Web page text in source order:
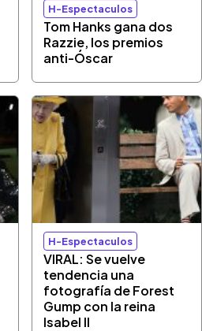
H-Espectaculos
Tom Hanks gana dos
Razzie, los premios
anti-Óscar
H-Espectaculos
VIRAL: Se vuelve
tendencia una
fotografía de Forest
Gump con la reina
Isabel II